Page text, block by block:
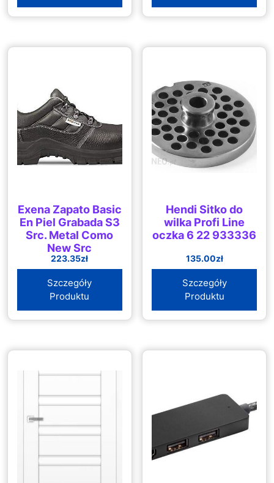
Exena Zapato Basic
En Piel Grabada S3
Src. Metal Como
New Src
223.35zł
Szczegóły
Produktu
Hendi Sitko do
wilka Profi Line
oczka 6 22 933336
135.00zł
Szczegóły
Produktu